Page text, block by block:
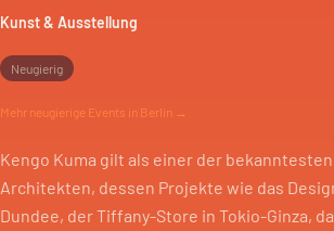
Kunst & Ausstellung
Neugierig
Mehr neugierige Events in Berlin →
Kengo Kuma gilt als einer der
Architekten, dessen Projekte wie das
Dundee, der Tiffany-Store in Tokio-Ginza,